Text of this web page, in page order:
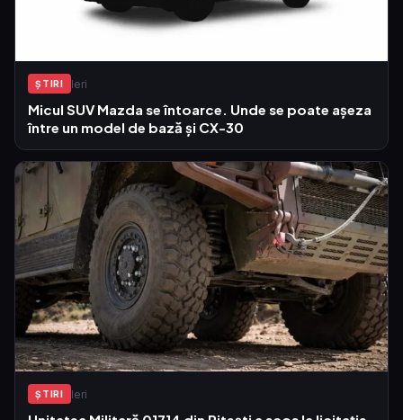
ŞTIRI Ieri
Micul SUV Mazda se întoarce. Unde se poate așeza
între un model de bază și CX-30
ŞTIRI Ieri